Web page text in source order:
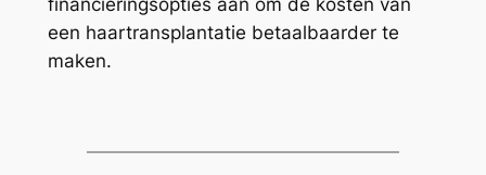
financieringsopties aan om de kosten van
een haartransplantatie betaalbaarder te
maken.